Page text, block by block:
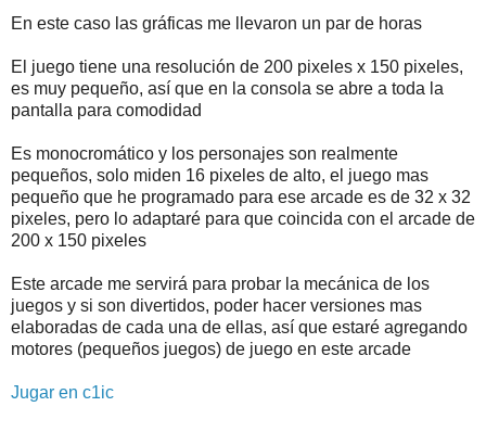
En este caso las gráficas me llevaron un par de horas
El juego tiene una resolución de 200 pixeles x 150 pixeles,
es muy pequeño, así que en la consola se abre a toda la
pantalla para comodidad
Es monocromático y los personajes son realmente
pequeños, solo miden 16 pixeles de alto, el juego mas
pequeño que he programado para ese arcade es de 32 x 32
pixeles, pero lo adaptaré para que coincida con el arcade de
200 x 150 pixeles
Este arcade me servirá para probar la mecánica de los
juegos y si son divertidos, poder hacer versiones mas
elaboradas de cada una de ellas, así que estaré agregando
motores (pequeños juegos) de juego en este arcade
Jugar en c1ic